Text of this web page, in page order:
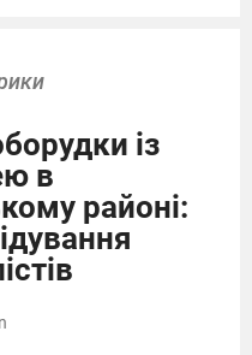
із
в
районі: